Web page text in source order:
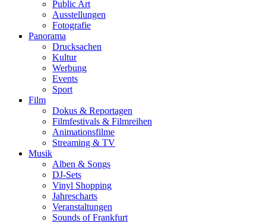
Public Art
Ausstellungen
Fotografie
Panorama
Drucksachen
Kultur
Werbung
Events
Sport
Film
Dokus & Reportagen
Filmfestivals & Filmreihen
Animationsfilme
Streaming & TV
Musik
Alben & Songs
DJ-Sets
Vinyl Shopping
Jahrescharts
Veranstaltungen
Sounds of Frankfurt